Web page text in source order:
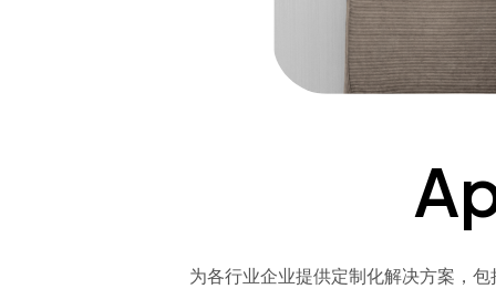
为各行业企业提供定制化解决方案，